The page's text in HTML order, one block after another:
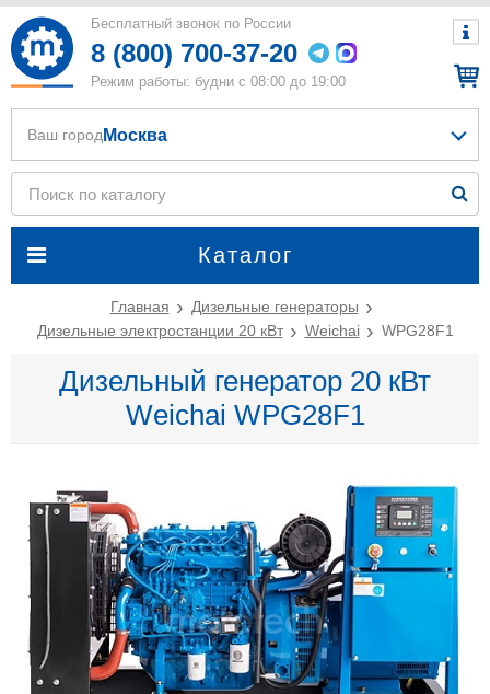
Бесплатный звонок по России
8 (800) 700-37-20
Режим работы: будни с 08:00 до 19:00
Каталог
Ваш город Москва
Главная
Дизельные генераторы
Дизельные электростанции 20 кВт
Weichai WPG28F1
Дизельный генератор 20 кВт
Weichai WPG28F1